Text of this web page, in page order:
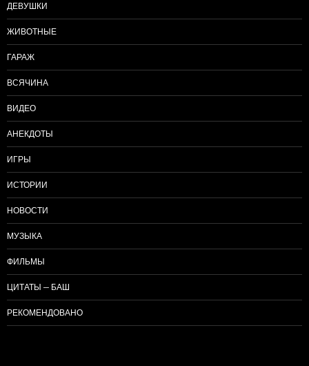
ДЕВУШКИ
ЖИВОТНЫЕ
ГАРАЖ
ВСЯЧИНА
ВИДЕО
АНЕКДОТЫ
ИГРЫ
ИСТОРИИ
НОВОСТИ
МУЗЫКА
ФИЛЬМЫ
ЦИТАТЫ — БАШ
РЕКОМЕНДОВАНО